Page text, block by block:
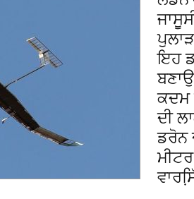
ਇਹ
ਕਦਮ
ਦੀ
ਡਰੋਨ